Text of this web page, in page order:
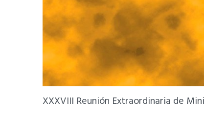
XXXVIII Reunión Extraordinaria de